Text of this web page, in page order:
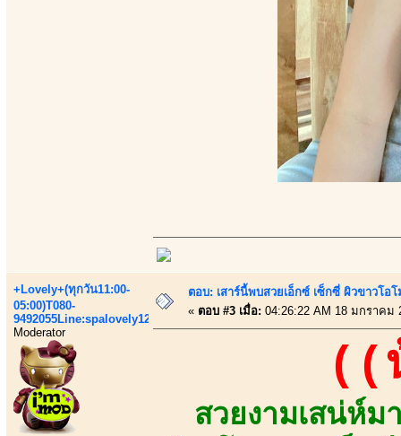
+Lovely+(ทุกวัน11:00-
05:00)T080-
9492055Line:spalovely123
Moderator
ตอบ: เสาร์นี้พบสวยเอ็กซ์ เซ็กซี่ ผิวขาวโ
« ตอบ #3 เมื่อ: 04:26:22 AM 18 มกราคม
((
สวยงามเสน่ห์ม